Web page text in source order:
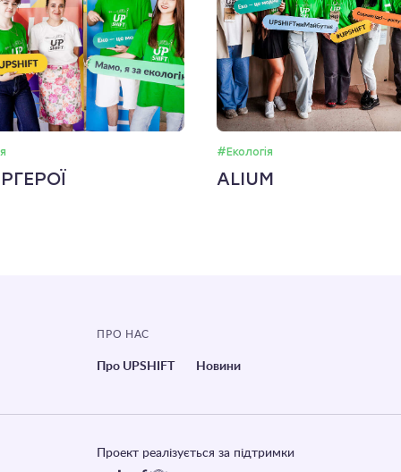
#Екологія
ALIUM
ПРО НАС
Про UPSHIFT Новини
Проект реалізується за підтримки